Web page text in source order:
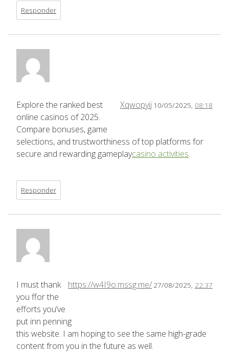
Responder
Xqwopyij 10/05/2025, 08:18
Explore the ranked best
online casinos of 2025.
Compare bonuses, game
selections, and trustworthiness of top platforms for
secure and rewarding gameplaycasino activities.
Responder
https://w4I9o.mssg.me/ 27/08/2025, 22:37
I must thank
you ffor the
efforts you’ve
put inn penning
this website. I am hoping to see the same high-grade
content from you in the future as well.